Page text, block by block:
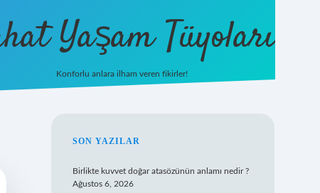
Yaşam Tüyoları
Konforlu anlara ilham veren fikirler!
SIDEBAR
SON YAZILAR
Birlikte kuvvet doğar atasözünün anlamı nedir ?
Ağustos 6, 2026